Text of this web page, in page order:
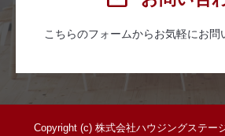
こちらのフォームからお気軽にお問
Copyright (c) 株式会社ハウジングステー